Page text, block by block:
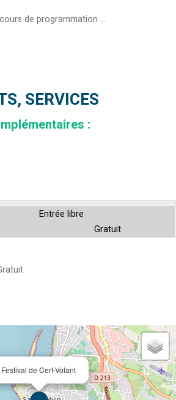
de programmation …
SERVICES
:
Entrée libre
Gratuit
Festival de Cerf-Volant